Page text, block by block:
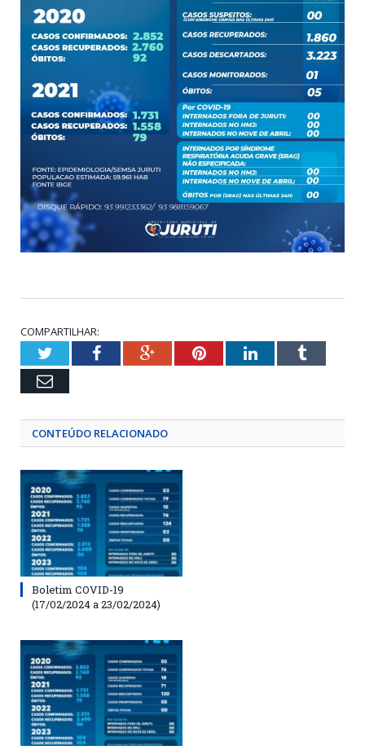
COMPARTILHAR:
TwitterFacebookGoogle+PinterestLinkedInTumblr
Email
CONTEÚDO RELACIONADO
Boletim COVID-19
(17/02/2024 a 23/02/2024)